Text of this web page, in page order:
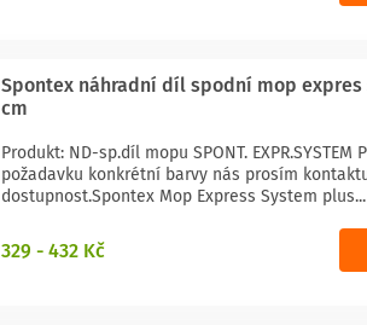
Spontex náhradní díl spodní mop expres
cm
Produkt: ND-sp.díl mopu SPONT. EXPR.SYSTEM
požadavku konkrétní barvy nás prosím
dostupnost.Spontex Mop Express System plus...
329 - 432 Kč